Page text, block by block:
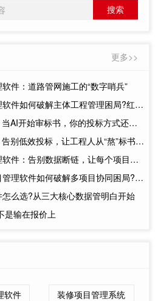
更多>>
件：道路管网施工的“数字哨兵”
何破解主体工程管理困局?红圈系统给出实战答案
始审标书，你的投标方式还停留在人工时代吗?
低效投标，让工程人从“熬”标书到“智”取项目
告别数据断链，让每个项目都有一本明白账
软件如何破解多项目协同困局?红圈给出答案
么选?从三大核心数据管明白开始
是输在报价上
软件 装修项目管理系统